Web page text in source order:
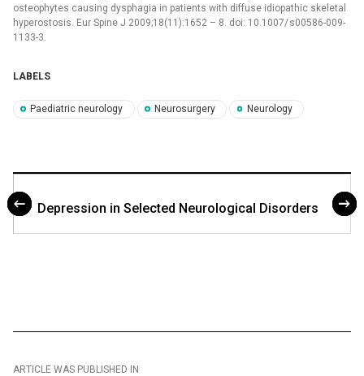
osteophytes caus­ing dysphagia in patients with dif­fuse idiopathic skeletal
hyperostosis. Eur Spine J 2009;18(11):1652 –⁠ 8. doi: 10.1007/ s00586-009-
1133-3.
LABELS
Paediatric neurology Neurosurgery Neurology
Depression in Selected Neurological Disorders
ARTICLE WAS PUBLISHED IN